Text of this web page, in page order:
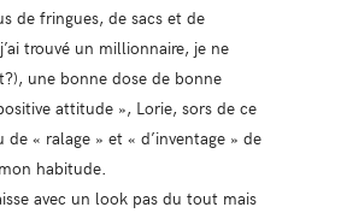
de fringues, de sacs et de
trouvé un millionnaire, je ne
une bonne dose de bonne
attitude », Lorie, sors de ce
« ralage » et « d’inventage » de
habitude.
avec un look pas du tout mais